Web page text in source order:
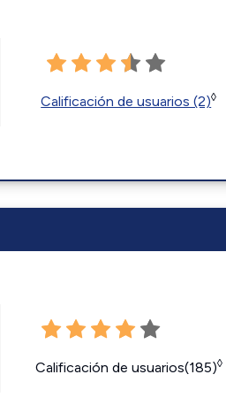
Calificación de usuarios (2)◊
Calificación de usuarios(185)◊